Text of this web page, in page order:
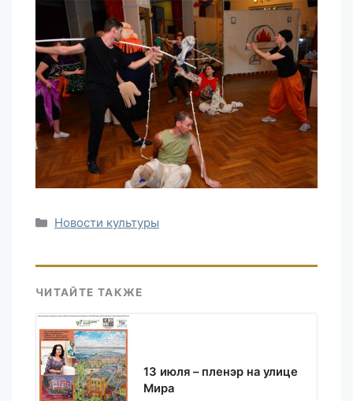
Рубрики
Новости культуры
ЧИТАЙТЕ ТАКЖЕ
13 июля – пленэр на улице
Мира